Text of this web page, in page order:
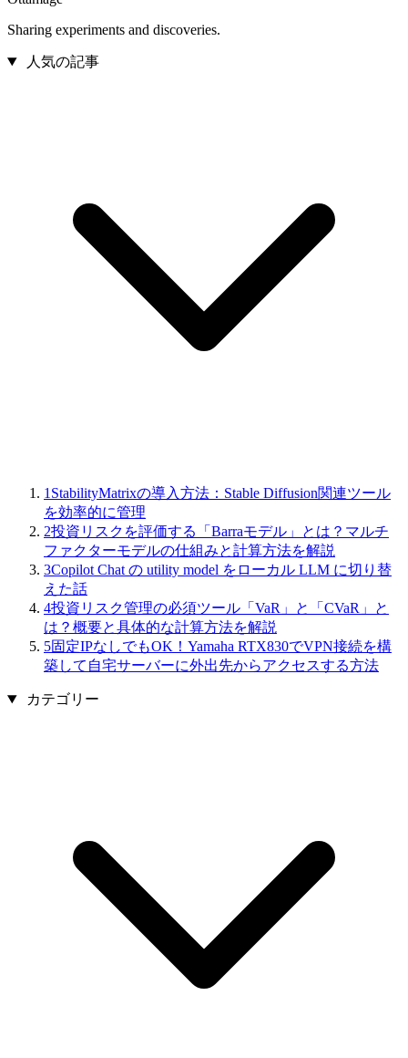
Sharing experiments and discoveries.
人気の記事
1 StabilityMatrixの導入方法：Stable Diffusion関連ツール
を効率的に管理
2投資リスクを評価する「Barraモデル」とは？マルチ
ファクターモデルの仕組みと計算方法を解説
3Copilot Chat の utility model をローカル LLM に切り替
えた話
4投資リスク管理の必須ツール「VaR」と「CVaR」と
は？概要と具体的な計算方法を解説
5固定IPなしでもOK！Yamaha RTX830でVPN接続を構
築して自宅サーバーに外出先からアクセスする方法
カテゴリー